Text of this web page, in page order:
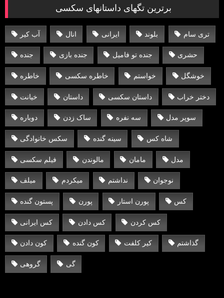
برترین تگهای داستانهای سکسی
آب کیر انال ایرانی بلوند تری سام
جنده جنده بازی جنده تو فامیل حشری
خاطره خاطره سکسی خواستم خوشگل
خیانت داستان داستان سکسی دختر خراب
دوباره ساک زدن سه نفره سوپر مدل
سکس خانوادگی سینه گنده شاه کس
فیلم سکسی مالوندن مامان مدل
میلف میکردم نداشتم نوجوان
پستون گنده پورن پورن استار کس
کس ایرانی کس دادن کس کردن
کون دادن کون گنده کیر کلفت گذاشتم
گروهی گی